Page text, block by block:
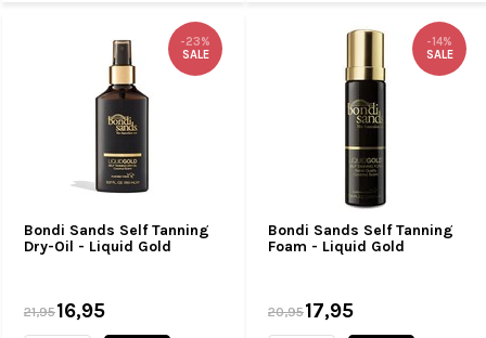
Bondi Sands Self Tanning
Dry-Oil - Liquid Gold
-23%
SALE
21,9516,95
Bondi Sands Self Tanning
Foam - Liquid Gold
-14%
SALE
20,9517,95